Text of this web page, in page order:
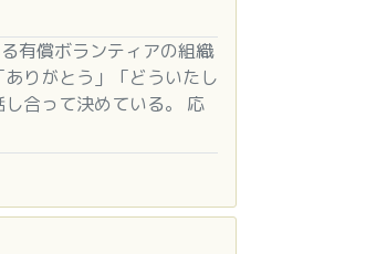
有償ボランティアの組織
りがとう」「どういたし
合って決めている。 応